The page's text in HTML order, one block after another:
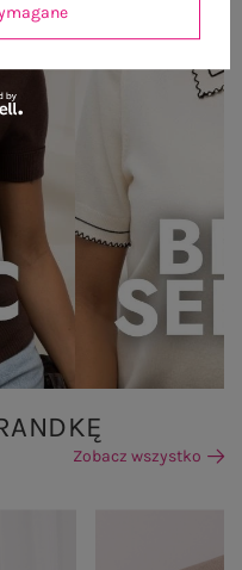
Zobacz wszystko